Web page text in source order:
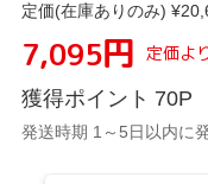
定価(在庫ありのみ) ¥
7,095円 定価よ
獲得ポイント 70P
発送時期 1～5日以内に